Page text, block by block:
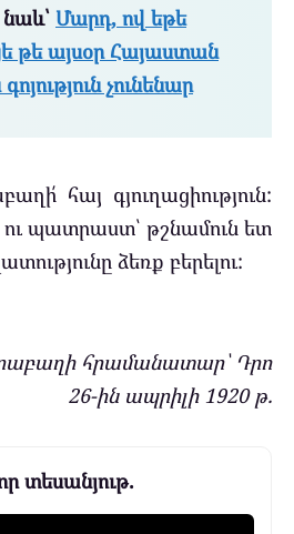
Մարդ, ով եթե
թե այսօր Հայաստան
չունենար
հայ գյուղացիություն:
ու պատրաստ՝ թշնամուն ետ
ձեռք բերելու:
հրամանատար՝ Դրո
26-ին ապրիլի 1920 թ.
տեսանյութ.